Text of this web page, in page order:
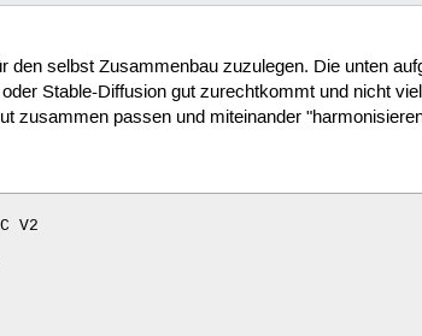
den selbst Zusammenbau zuzulegen. Die unten
Stable-Diffusion gut zurechtkommt und nicht
zusammen passen und miteinander
V2